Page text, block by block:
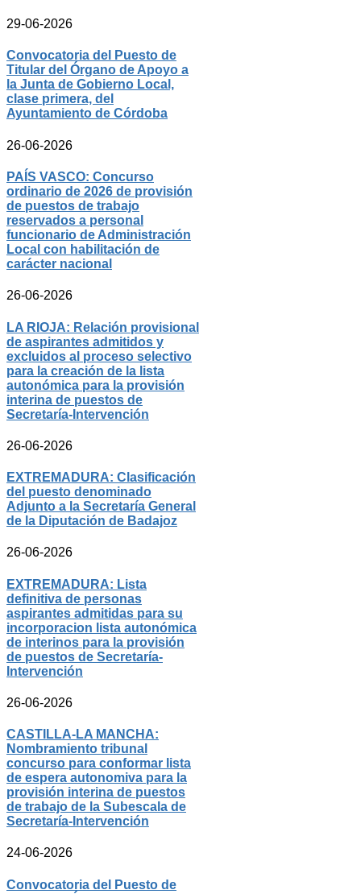
29-06-2026
Convocatoria del Puesto de
Titular del Órgano de Apoyo a
la Junta de Gobierno Local,
clase primera, del
Ayuntamiento de Córdoba
26-06-2026
PAÍS VASCO: Concurso
ordinario de 2026 de provisión
de puestos de trabajo
reservados a personal
funcionario de Administración
Local con habilitación de
carácter nacional
26-06-2026
LA RIOJA: Relación provisional
de aspirantes admitidos y
excluidos al proceso selectivo
para la creación de la lista
autonómica para la provisión
interina de puestos de
Secretaría-Intervención
26-06-2026
EXTREMADURA: Clasificación
del puesto denominado
Adjunto a la Secretaría General
de la Diputación de Badajoz
26-06-2026
EXTREMADURA: Lista
definitiva de personas
aspirantes admitidas para su
incorporacion lista autonómica
de interinos para la provisión
de puestos de Secretaría-
Intervención
26-06-2026
CASTILLA-LA MANCHA:
Nombramiento tribunal
concurso para conformar lista
de espera autonomiva para la
provisión interina de puestos
de trabajo de la Subescala de
Secretaría-Intervención
24-06-2026
Convocatoria del Puesto de